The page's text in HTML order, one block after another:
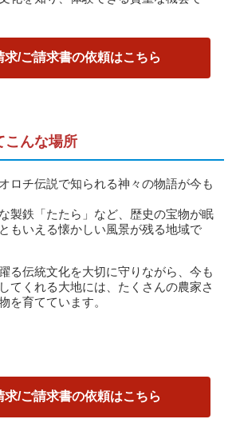
/ご請求書の依頼はこちら
こんな場所
ロチ伝説で知られる神々の物語が今も
製鉄「たたら」など、歴史の宝物が眠
もいえる懐かしい風景が残る地域で
る伝統文化を大切に守りながら、今も
てくれる大地には、たくさんの農家さ
を育てています。
/ご請求書の依頼はこちら